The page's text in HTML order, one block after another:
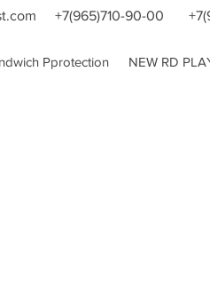
+7(965)710-90-00
Pprotection NEW RD